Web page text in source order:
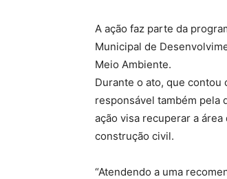
A ação faz parte da
Municipal de
Meio Ambiente.
Durante o ato, que contou
responsável também pela
ação visa recuperar a
construção civil.
“Atendendo a uma